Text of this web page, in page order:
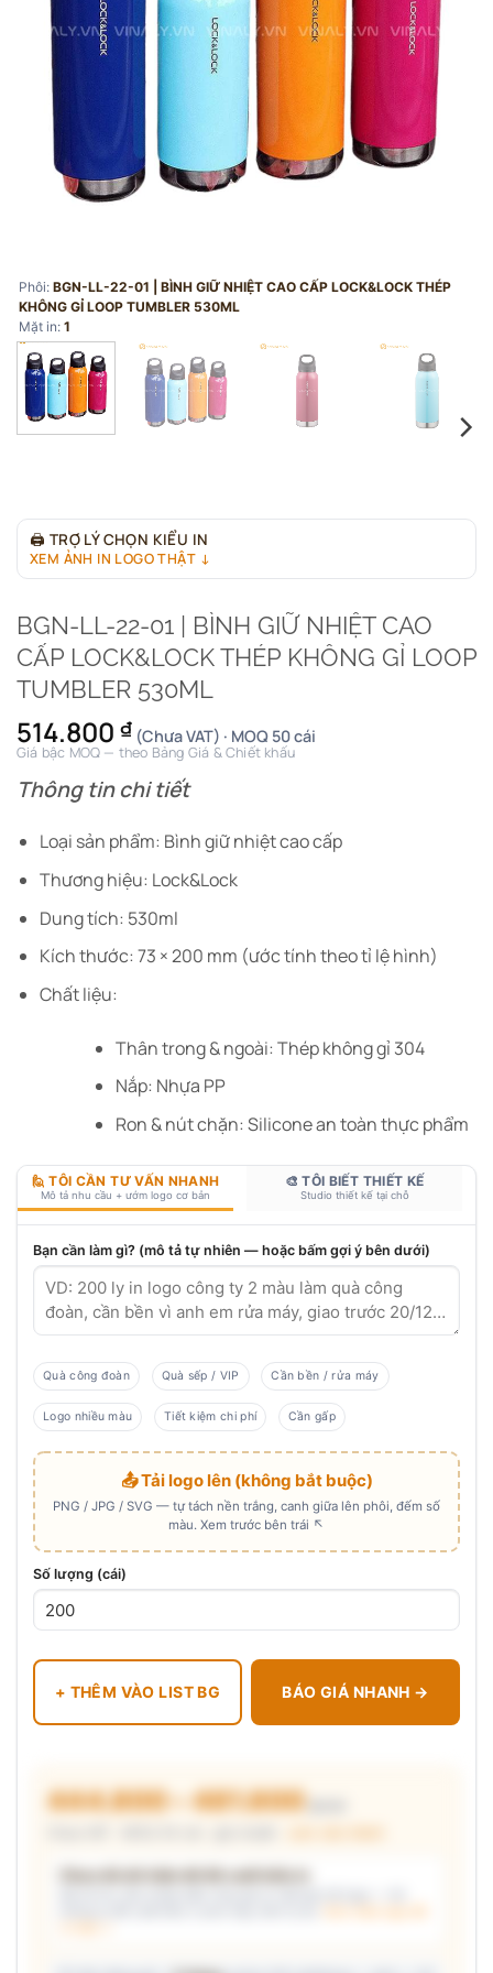
Phôi: BGN-LL-22-01 | BÌNH GIỮ NHIỆT CAO CẤP LOCK&LOCK THÉP
KHÔNG GỈ LOOP TUMBLER 530ML
Mặt in: 1
🖨 TRỢ LÝ CHỌN KIỂU IN
XEM ẢNH IN LOGO THẬT ↓
BGN-LL-22-01 | BÌNH GIỮ NHIỆT CAO
CẤP LOCK&LOCK THÉP KHÔNG GỈ LOOP
TUMBLER 530ML
514.800 ₫ (Chưa VAT) · MOQ 50 cái
Giá bậc MOQ — theo Bảng Giá & Chiết khấu
Thông tin chi tiết
Loại sản phẩm: Bình giữ nhiệt cao cấp
Thương hiệu: Lock&Lock
Dung tích: 530ml
Kích thước: 73 × 200 mm (ước tính theo tỉ lệ hình)
Chất liệu:
Thân trong & ngoài: Thép không gỉ 304
Nắp: Nhựa PP
Ron & nút chặn: Silicone an toàn thực phẩm
🙋 TÔI CẦN TƯ VẤN NHANH
Mô tả nhu cầu + ướm logo cơ bản
🎨 TÔI BIẾT THIẾT KẾ
Studio thiết kế tại chỗ
Bạn cần làm gì? (mô tả tự nhiên — hoặc bấm gợi ý bên dưới)
Quà công đoàn Quà sếp / VIP Cần bền / rửa máy
Logo nhiều màu Tiết kiệm chi phí Cần gấp
📤 Tải logo lên (không bắt buộc)
PNG / JPG / SVG — tự tách nền trắng, canh giữa lên phôi, đếm số
màu. Xem trước bên trái ↖
Số lượng (cái)
+ THÊM VÀO LIST BG BÁO GIÁ NHANH →
444.800 – 481.800